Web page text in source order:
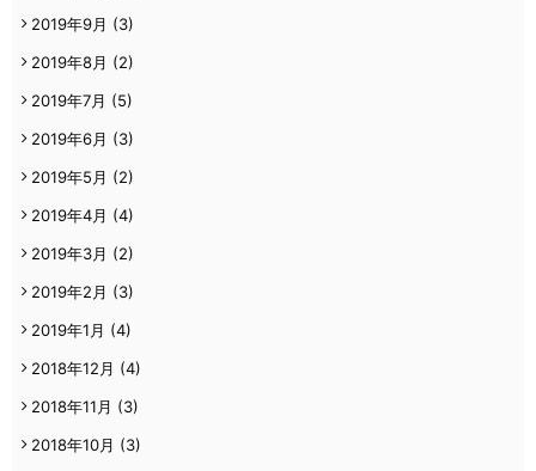
2019年9月 (3)
2019年8月 (2)
2019年7月 (5)
2019年6月 (3)
2019年5月 (2)
2019年4月 (4)
2019年3月 (2)
2019年2月 (3)
2019年1月 (4)
2018年12月 (4)
2018年11月 (3)
2018年10月 (3)